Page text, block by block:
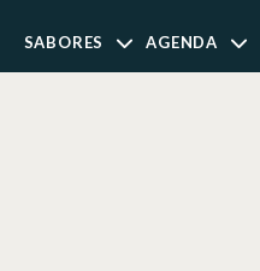
SABORES AGENDA